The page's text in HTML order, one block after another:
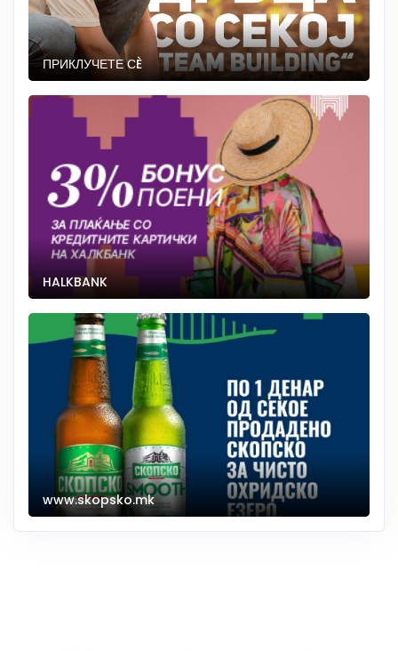
ПРИКЛУЧЕТЕ СÈ
HALKBANK
www.skopsko.mk